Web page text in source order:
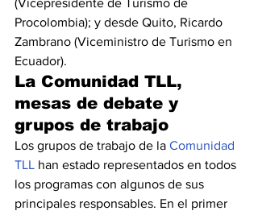
(Vicepresidente de Turismo de
Procolombia); y desde Quito, Ricardo
Zambrano (Viceministro de Turismo en
Ecuador).
La Comunidad TLL,
mesas de debate y
grupos de trabajo
Los grupos de trabajo de la Comunidad
TLL han estado representados en todos
los programas con algunos de sus
principales responsables. En el primer